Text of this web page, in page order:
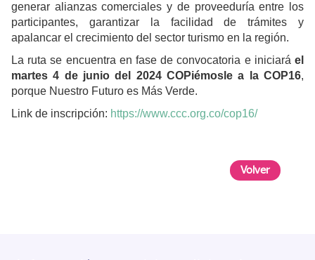
generar alianzas comerciales y de proveeduría entre los
participantes, garantizar la facilidad de trámites y
apalancar el crecimiento del sector turismo en la región.
La ruta se encuentra en fase de convocatoria e iniciará el
martes 4 de junio del 2024 COPiémosle a la COP16,
porque Nuestro Futuro es Más Verde.
Link de inscripción: https://www.ccc.org.co/cop16/
Volver